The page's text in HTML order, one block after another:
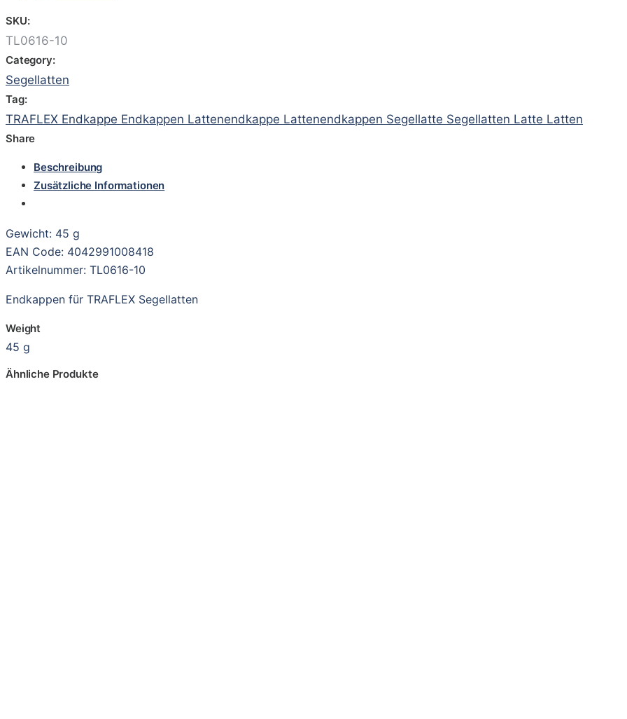
SKU:
TL0616-10
Category:
Segellatten
Tag:
TRAFLEX Endkappe Endkappen Lattenendkappe Lattenendkappen Segellatte Segellatten Latte Latten
Share
Beschreibung
Zusätzliche Informationen
Gewicht: 45 g
EAN Code: 4042991008418
Artikelnummer: TL0616-10
Endkappen für TRAFLEX Segellatten
Weight
45 g
Ähnliche Produkte